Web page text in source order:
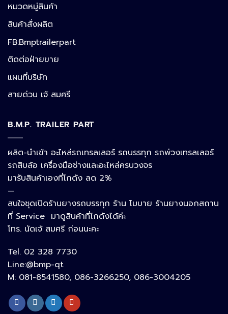
หมวดหมู่สินค้า
สินค้าสั่งผลิต
FB:Bmptrailerpart
ติดต่อฝ่ายขาย
แผนที่บริษัท
สายด่วน เจ้ สมศรี
B.M.P. TRAILER PART
ผลิต-นำเข้า อะไหล่รถเทรลเลอร์ รถบรรทุก รถพ่วงเทรลเลอร์
รถสิบล้อ เครื่องมือช่างและอะไหล่ครบวงจร
มารับสินค้าเองที่โกดัง ลด 2%
—
สนใจชุดเปิดร้านยางรถบรรทุก ร้าน โมบาย ร้านยางนอกสถาน
ที่ Service มาดูสินค้าที่โกดังได้ค่ะ
โทร. นัดเจ้ สมศรี ก่อนนะคะ
Tel. 02 328 7730
Line:@bmp-qt
M: 081-8541580, 086-3266250, 086-3004205